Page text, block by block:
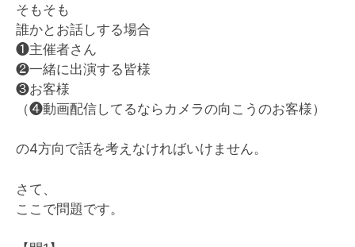
そもそも
誰かとお話しする場合
❶主催者さん
❷一緒に出演する皆様
❸お客様
（❹動画配信してるならカメラの向こうのお客様）
の4方向で話を考えなければいけません。
さて、
ここで問題です。